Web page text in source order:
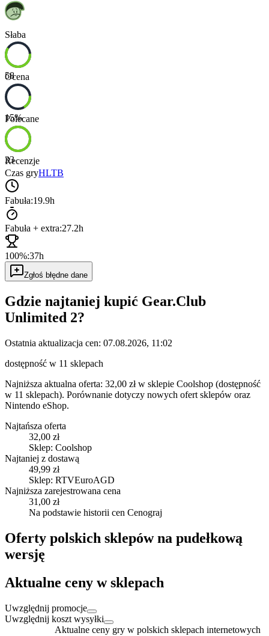
Słaba
58
Ocena
15%
Polecane
33
Recenzje
Czas gryHLTB
Fabuła:19.9h
Fabuła + extra:27.2h
100%:37h
Zgłoś błędne dane
Gdzie najtaniej kupić Gear.Club
Unlimited 2?
Ostatnia aktualizacja cen: 07.08.2026, 11:02
dostępność w 11 sklepach
Najniższa aktualna oferta: 32,00 zł w sklepie Coolshop (dostępność
w 11 sklepach). Porównanie dotyczy nowych ofert sklepów oraz
Nintendo eShop.
Najtańsza oferta
32,00 zł
Sklep: Coolshop
Najtaniej z dostawą
49,99 zł
Sklep: RTVEuroAGD
Najniższa zarejestrowana cena
31,00 zł
Na podstawie historii cen Cenograj
Oferty polskich sklepów na pudełkową
wersję
Aktualne ceny w sklepach
Uwzględnij promocje
Uwzględnij koszt wysyłki
Aktualne ceny gry w polskich sklepach internetowych